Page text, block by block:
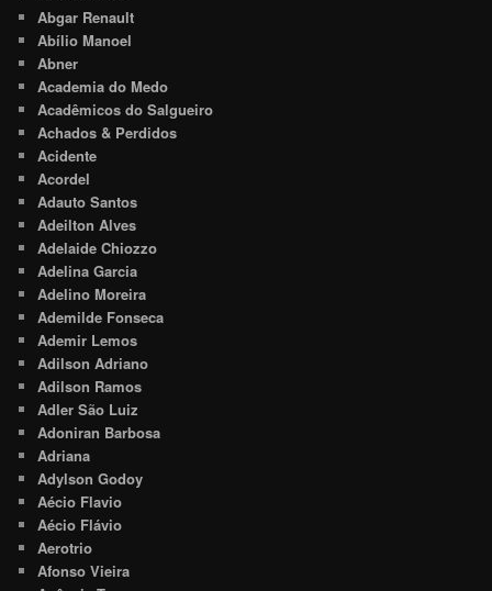
Abgar Renault
Abílio Manoel
Abner
Academia do Medo
Acadêmicos do Salgueiro
Achados & Perdidos
Acidente
Acordel
Adauto Santos
Adeilton Alves
Adelaide Chiozzo
Adelina Garcia
Adelino Moreira
Ademilde Fonseca
Ademir Lemos
Adilson Adriano
Adilson Ramos
Adler São Luiz
Adoniran Barbosa
Adriana
Adylson Godoy
Aécio Flavio
Aécio Flávio
Aerotrio
Afonso Vieira